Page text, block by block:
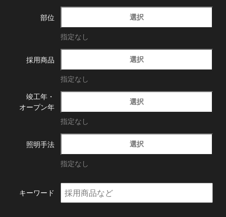
部位 選択
指定なし
採用商品 選択
指定なし
竣工年・
オープン年
選択
指定なし
照明手法 選択
指定なし
キーワード